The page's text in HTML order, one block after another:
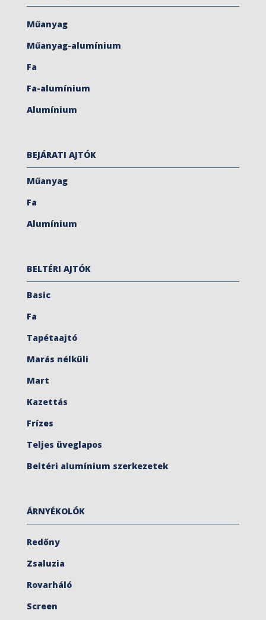
Műanyag
Műanyag-alumínium
Fa
Fa-alumínium
Alumínium
BEJÁRATI AJTÓK
Műanyag
Fa
Alumínium
BELTÉRI AJTÓK
Basic
Fa
Tapétaajtó
Marás nélküli
Mart
Kazettás
Frízes
Teljes üveglapos
Beltéri alumínium szerkezetek
ÁRNYÉKOLÓK
Redőny
Zsaluzia
Rovarháló
Screen